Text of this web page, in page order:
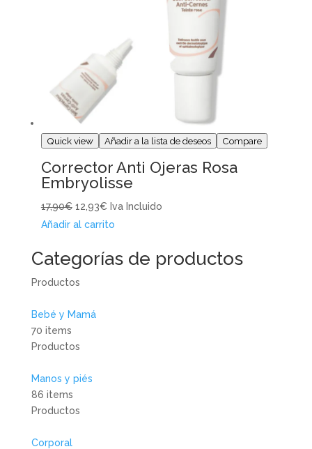
Quick view Añadir a la lista de deseos Compare
Corrector Anti Ojeras Rosa
Embryolisse
17,90€ 12,93€ Iva Incluido
Añadir al carrito
Categorías de productos
Productos
Bebé y Mamá
70 items
Productos
Manos y piés
86 items
Productos
Corporal